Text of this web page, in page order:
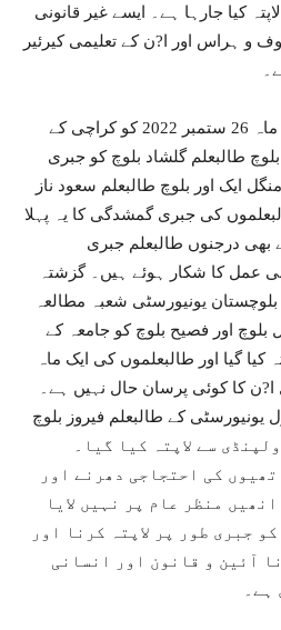
کیا جارہا ہے۔ ایسے غیر قانونی
و ہراس اور ا?ن کے تعلیمی کیرئیر
انھوں نے مزید کہا کہ گزشتہ ماہ 26 ستمبر 2022 کو کراچی کے
طالبعلم گلشاد بلوچ کو جبری
ایک اور بلوچ طالبعلم سعود ناز
کی جبری گمشدگی کا یہ پہلا
بھی درجنوں طالبعلم جبری
عمل کا شکار ہوئے ہیں۔ گزشتہ
یکم نومبر 2021 کو بلوچستان یونیورسٹی شعبہ مطالعہ
بلوچ اور فصیح بلوچ کو جامعہ کے
گیا اور طالبعلموں کی ایک ماہ
ا?ن کا کوئی پرسان حال نہیں ہے۔
یونیورسٹی کے طالبعلم فیروز بلوچ
مئی 2022کو راولپنڈی سے لاپتہ کیا گیا۔
کی احتجاجی دھرنے اور
منظر عام پر نہیں لایا
جبری طور پر لاپتہ کرنا اور
آئین و قانون اور انسانی
ہے۔